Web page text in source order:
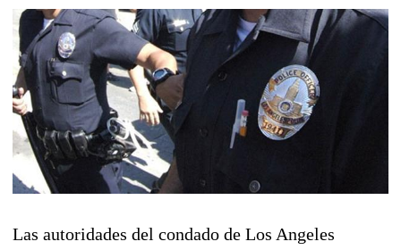
Las autoridades del condado de Los Angeles